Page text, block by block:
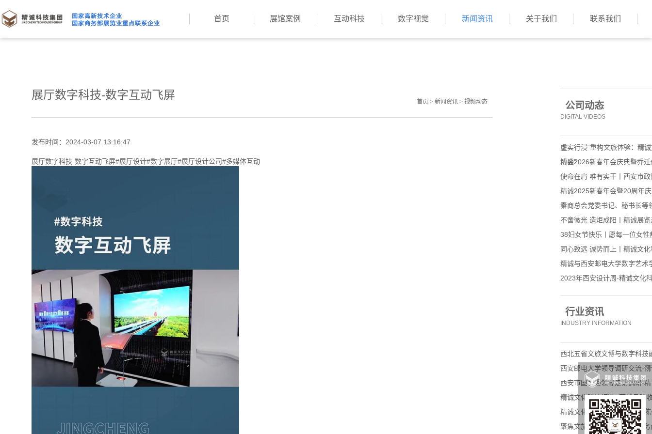
首页 展馆案例 互动科技 数字视觉 新闻资讯 关于我们 联系我们
展厅数字科技-数字互动飞屏
首页 > 新闻资讯 > 视频动态
发布时间：2024-03-07 13:16:47
展厅数字科技-数字互动飞屏#展厅设计#数字展厅#展厅设计公司#多媒体互动
公司动态
DIGITAL VIDEOS
虚实行浸“重构文旅体验：精
博会”
精诚2026新春年会庆典暨乔
使命在肩 唯有实干丨西安市
精诚2025新春年会暨20周年
秦商总会党委书记、秘书长等
不啻微光 造炬成阳丨精诚展
38妇女节快乐丨愿每一位女性
同心致远 诚势而上丨精诚文
精诚与西安邮电大学数字艺术
2023年西安设计周-精诚文化
行业资讯
INDUSTRY INFORMATION
西北五省文旅文博与数字科技
西安邮电大学领导调研交流-
西安市国资委领导走访调研-
精诚文化科技打造 “蒲城县税
精诚文化科技打造“陕西铁路
聚焦文旅融合新赛道 展馆服